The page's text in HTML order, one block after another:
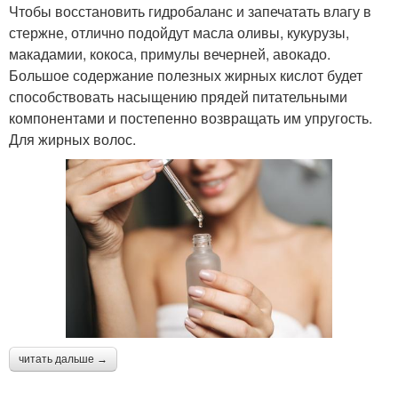
Чтобы восстановить гидробаланс и запечатать влагу в
стержне, отлично подойдут масла оливы, кукурузы,
макадамии, кокоса, примулы вечерней, авокадо.
Большое содержание полезных жирных кислот будет
способствовать насыщению прядей питательными
компонентами и постепенно возвращать им упругость.
Для жирных волос.
читать дальше →